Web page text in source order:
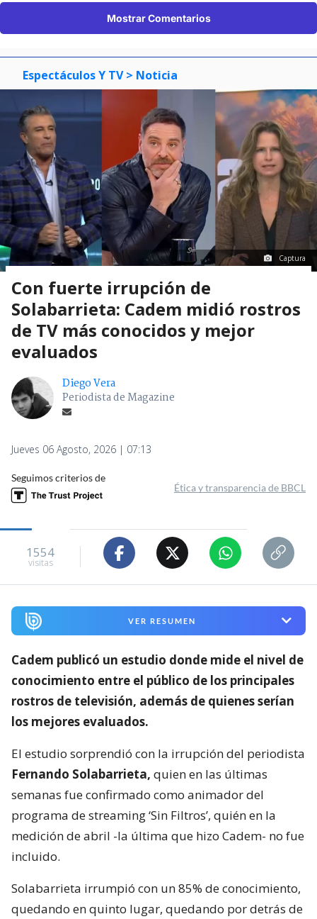
Mostrar Comentarios
Espectáculos Y TV > Noticia
Captura
Con fuerte irrupción de
Solabarrieta: Cadem midió rostros
de TV más conocidos y mejor
evaluados
Diego Vera
Periodista de Magazine
Jueves 06 Agosto, 2026 | 07:13
Seguimos criterios de
Ética y transparencia de BBCL
1554
visitas
VER RESUMEN
Cadem publicó un estudio donde mide el nivel de
conocimiento entre el público de los principales
rostros de televisión, además de quienes serían
los mejores evaluados.
El estudio sorprendió con la irrupción del periodista
Fernando Solabarrieta, quien en las últimas
semanas fue confirmado como animador del
programa de streaming ‘Sin Filtros’, quién en la
medición de abril -la última que hizo Cadem- no fue
incluido.
Solabarrieta irrumpió con un 85% de conocimiento,
quedando en quinto lugar, quedando por detrás de